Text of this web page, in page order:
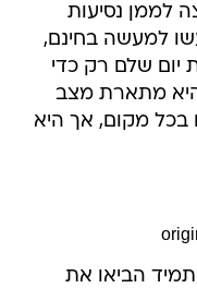
לממן נסיעות
למעשה בחינם,
יום שלם רק כדי
מתארת מצב
בכל מקום, אך היא
תמיד הביאו את